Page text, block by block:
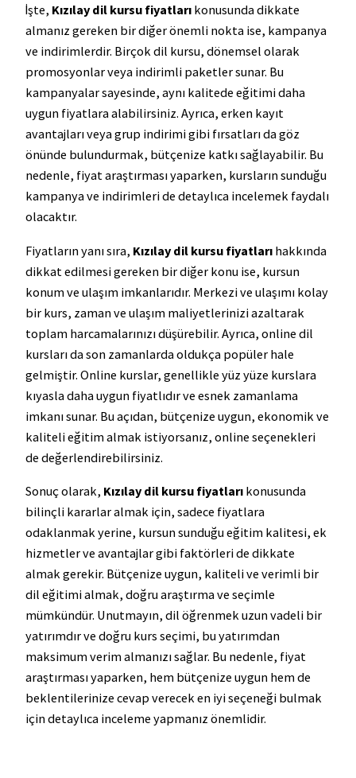
İşte, Kızılay dil kursu fiyatları konusunda dikkate
almanız gereken bir diğer önemli nokta ise, kampanya
ve indirimlerdir. Birçok dil kursu, dönemsel olarak
promosyonlar veya indirimli paketler sunar. Bu
kampanyalar sayesinde, aynı kalitede eğitimi daha
uygun fiyatlara alabilirsiniz. Ayrıca, erken kayıt
avantajları veya grup indirimi gibi fırsatları da göz
önünde bulundurmak, bütçenize katkı sağlayabilir. Bu
nedenle, fiyat araştırması yaparken, kursların sunduğu
kampanya ve indirimleri de detaylıca incelemek faydalı
olacaktır.
Fiyatların yanı sıra, Kızılay dil kursu fiyatları hakkında
dikkat edilmesi gereken bir diğer konu ise, kursun
konum ve ulaşım imkanlarıdır. Merkezi ve ulaşımı kolay
bir kurs, zaman ve ulaşım maliyetlerinizi azaltarak
toplam harcamalarınızı düşürebilir. Ayrıca, online dil
kursları da son zamanlarda oldukça popüler hale
gelmiştir. Online kurslar, genellikle yüz yüze kurslara
kıyasla daha uygun fiyatlıdır ve esnek zamanlama
imkanı sunar. Bu açıdan, bütçenize uygun, ekonomik ve
kaliteli eğitim almak istiyorsanız, online seçenekleri
de değerlendirebilirsiniz.
Sonuç olarak, Kızılay dil kursu fiyatları konusunda
bilinçli kararlar almak için, sadece fiyatlara
odaklanmak yerine, kursun sunduğu eğitim kalitesi, ek
hizmetler ve avantajlar gibi faktörleri de dikkate
almak gerekir. Bütçenize uygun, kaliteli ve verimli bir
dil eğitimi almak, doğru araştırma ve seçimle
mümkündür. Unutmayın, dil öğrenmek uzun vadeli bir
yatırımdır ve doğru kurs seçimi, bu yatırımdan
maksimum verim almanızı sağlar. Bu nedenle, fiyat
araştırması yaparken, hem bütçenize uygun hem de
beklentilerinize cevap verecek en iyi seçeneği bulmak
için detaylıca inceleme yapmanız önemlidir.